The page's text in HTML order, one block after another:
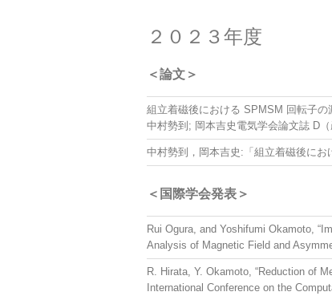
２０２３年度
＜論文＞
組立着磁後における
中村勢到; 岡本吉史 電気学会論文誌 D
中村勢到，岡本吉史:「組立着磁後に
＜国際学会発表＞
Rui Ogura, and Yoshifumi Okamoto,
Analysis of Magnetic Field and
R. Hirata, Y. Okamoto, “Reduction of
International Conference on the